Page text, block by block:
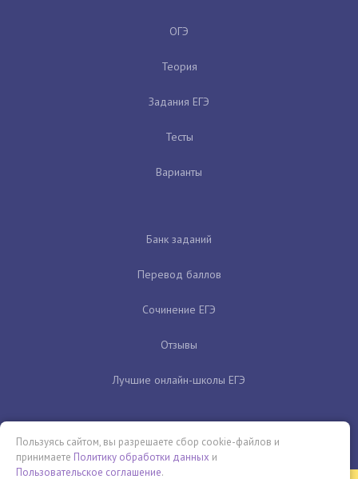
ОГЭ
Теория
Задания ЕГЭ
Тесты
Варианты
Банк заданий
Перевод баллов
Сочинение ЕГЭ
Отзывы
Лучшие онлайн-школы ЕГЭ
Пользуясь сайтом, вы разрешаете сбор cookie-файлов и
принимаете Политику обработки данных и
Пользовательское соглашение.